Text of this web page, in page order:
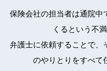
保険会社の担当者は通院中
くるという不
弁護士に依頼することで、
のやりとりをすべて